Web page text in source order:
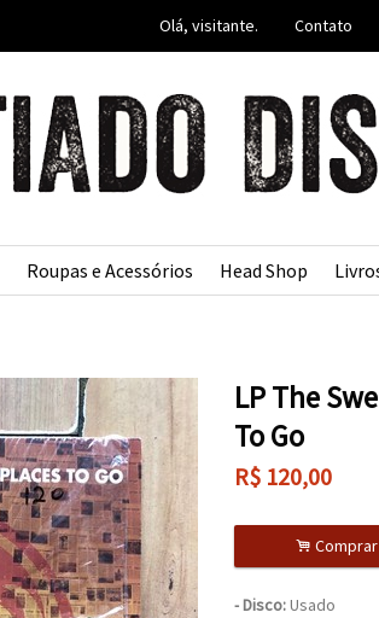
Olá, visitante. Contato
Roupas e Acessórios Head Shop
LP The
To Go
R$ 120,00
. Comprar
-Disco:Usado